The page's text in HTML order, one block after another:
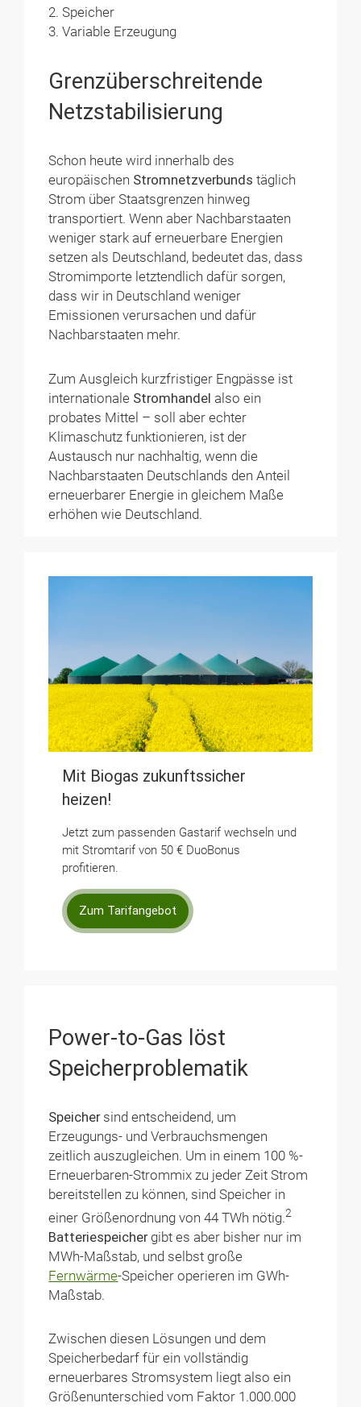
Speicher
Variable Erzeugung
Grenzüberschreitende
Netzstabilisierung
Schon heute wird innerhalb des
europäischen Stromnetzverbunds täglich
Strom über Staatsgrenzen hinweg
transportiert. Wenn aber Nachbarstaaten
weniger stark auf erneuerbare Energien
setzen als Deutschland, bedeutet das, dass
Stromimporte letztendlich dafür sorgen,
dass wir in Deutschland weniger
Emissionen verursachen und dafür
Nachbarstaaten mehr.
Zum Ausgleich kurzfristiger Engpässe ist
internationale Stromhandel also ein
probates Mittel – soll aber echter
Klimaschutz funktionieren, ist der
Austausch nur nachhaltig, wenn die
Nachbarstaaten Deutschlands den Anteil
erneuerbarer Energie in gleichem Maße
erhöhen wie Deutschland.
Mit Biogas zukunftssicher
heizen!
Jetzt zum passenden Gastarif wechseln und
mit Stromtarif von 50 € DuoBonus
profitieren.
Zum Tarifangebot
Power-to-Gas löst
Speicherproblematik
Speichersind entscheidend, um
Erzeugungs- und Verbrauchsmengen
zeitlich auszugleichen. Um in einem 100 %-
Erneuerbaren-Strommix zu jeder Zeit Strom
bereitstellen zu können, sind Speicher in
einer Größenordnung von 44 TWh nötig.2
Batteriespeichergibt es aber bisher nur im
MWh-Maßstab, und selbst große
Fernwärme-Speicher operieren im GWh-
Maßstab.
Zwischen diesen Lösungen und dem
Speicherbedarf für ein vollständig
erneuerbares Stromsystem liegt also ein
Größenunterschied vom Faktor 1.000.000